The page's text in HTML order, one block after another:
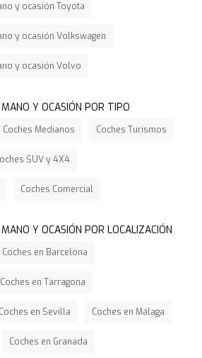
y ocasión Toyota
y ocasión Volkswagen
y ocasión Volvo
Y OCASIÓN POR TIPO
Coches Medianos Coches Turismos
SUV y 4X4
Coches Comercial
Y OCASIÓN POR LOCALIZACIÓN
Coches en Barcelona
Coches en Tarragona
Coches en Sevilla Coches en Málaga
Coches en Granada